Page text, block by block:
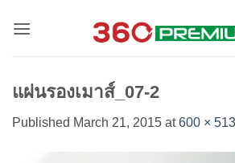
แผ่นรองเมาส์_07-2
Published March 21, 2015 at600 × 513